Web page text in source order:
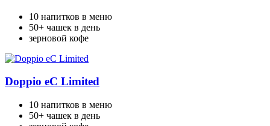
10 напитков в меню
50+ чашек в день
зерновой кофе
Doppio eC Limited
10 напитков в меню
50+ чашек в день